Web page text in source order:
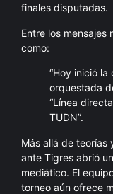
finales disputadas.
Entre los mensajes
como:
“Hoy inició
orquestada
“Línea
TUDN”.
Más allá de teorías
ante Tigres abrió
mediático. El
torneo aún ofrece